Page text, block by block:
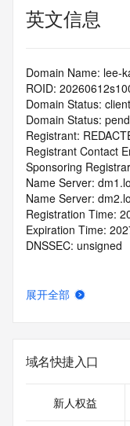
英文信息
Domain Name: lee-
ROID:
Domain Status:
Domain Status:
Registrant:
Registrant Contact
Sponsoring
Name Server:
Name Server:
Registration Time:
Expiration Time:
DNSSEC: unsigned
展开全部
域名快捷入口
新人权益